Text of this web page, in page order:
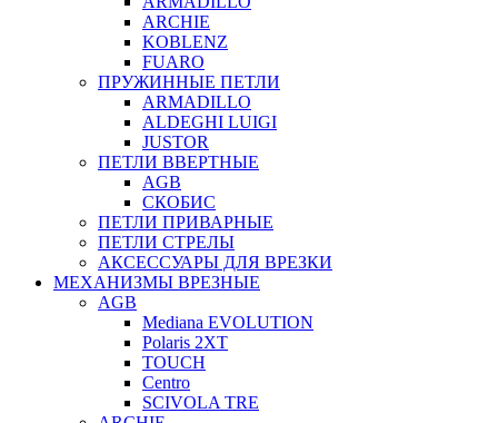
ARCHIE
KOBLENZ
FUARO
ПРУЖИННЫЕ ПЕТЛИ
ARMADILLO
ALDEGHI LUIGI
JUSTOR
ПЕТЛИ ВВЕРТНЫЕ
AGB
СКОБИС
ПЕТЛИ ПРИВАРНЫЕ
ПЕТЛИ СТРЕЛЫ
АКСЕССУАРЫ ДЛЯ ВРЕЗКИ
МЕХАНИЗМЫ ВРЕЗНЫЕ
AGB
Mediana EVOLUTION
Polaris 2XT
TOUCH
Centro
SCIVOLA TRE